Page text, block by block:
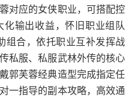
对应的女侠职业，可搭配控
输出收益，怀旧职业组队
组合，依托职业互补发挥战
私服、私服武林外传的核心
郭芙蓉经典造型完成指定任
一指导的副本攻略，高效通